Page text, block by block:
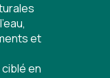
et
en